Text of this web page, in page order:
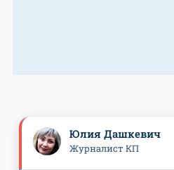
Юлия Дашкевич
Журналист КП